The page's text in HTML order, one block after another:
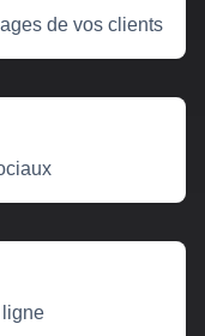
de vos clients
ligne